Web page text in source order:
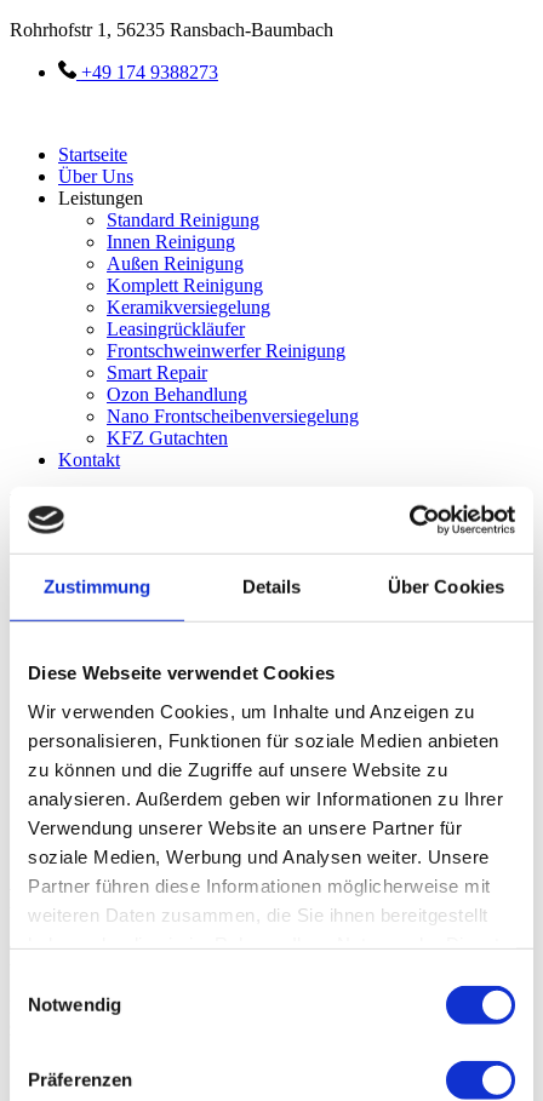
Zustimmung Details Über Cookies
Diese Webseite verwendet Cookies
Wir verwenden Cookies, um Inhalte und Anzeigen zu
personalisieren, Funktionen für soziale Medien anbieten
zu können und die Zugriffe auf unsere Website zu
analysieren. Außerdem geben wir Informationen zu Ihrer
Verwendung unserer Website an unsere Partner für
soziale Medien, Werbung und Analysen weiter. Unsere
Partner führen diese Informationen möglicherweise mit
weiteren Daten zusammen, die Sie ihnen bereitgestellt
Notwendig
Präferenzen
Rohrhofstr 1, 56235 Ransbach-Baumbach
+49 174 9388273
Startseite
Über Uns
Leistungen
Standard Reinigung
Innen Reinigung
Außen Reinigung
Komplett Reinigung
Keramikversiegelung
Leasingrückläufer
Frontschweinwerfer Reinigung
Smart Repair
Ozon Behandlung
Nano Frontscheibenversiegelung
KFZ Gutachten
Kontakt
Menü
Leistungen
Innen Reinigung
Komplett Reinigung
Leasingrückläufer
Frontschweinwerfer Reinigung
Smart Repair
Ozon Behandlung
Nano Frontscheibenversiegelung
KFZ Gutachten
Kontakt
Frontschweinwerfer Reinigung
Frontscheinwerfer Reinigung
Entfernen von Vergilbung durch Witterungseinflüsse. Z.B. wenn Sie
Sie haben wieder deutlich mehr Sicherheit bei Nachtfahrten.